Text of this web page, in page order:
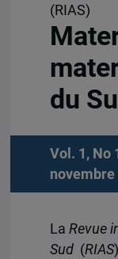
(RIAS)
du
Vol. 1, No
novembre
La Revue
Sud (RIAS